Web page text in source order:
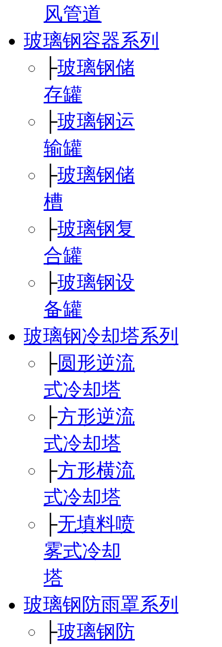
风管道
玻璃钢容器系列
├玻璃钢储
存罐
├玻璃钢运
输罐
├玻璃钢储
槽
├玻璃钢复
合罐
├玻璃钢设
备罐
玻璃钢冷却塔系列
├圆形逆流
式冷却塔
├方形逆流
式冷却塔
├方形横流
式冷却塔
├无填料喷
雾式冷却
塔
玻璃钢防雨罩系列
├玻璃钢防